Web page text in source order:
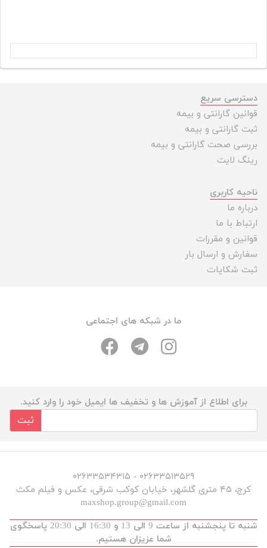
دسترسی سریع
قوانین گارانتی و بیمه
ثبت گارانتی و بیمه
بررسی صحت گارانتی و بیمه
رینگ لایت
ناحیه کاربری
درباره ما
ارتباط با ما
قوانین و مقررات
سفارش و ارسال بار
ثبت شکایات
ما در شبکه های اجتماعی
برای اطلاع از آموزش ها و تخفیف ها ایمیل خود را وارد کنید.
ثبت
۰۲۶۳۳۵۱۳۵۲۹ - ۰۲۶۳۳۵۳۴۳۱۵
کرج، ۴۵ متری گلشهر، خیابان کوکب شرقی، عکس و فیلم مکث
maxshop.group@gmail.com
شنبه تا پنجشنبه از ساعت 9 الی 13 و 16:30 الی 20:30 پاسخگوی
شما عزیزان هستیم.